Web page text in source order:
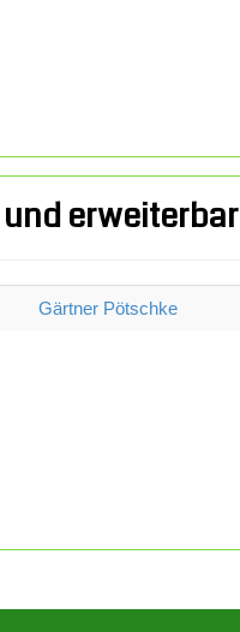
erweiterbar
Gärtner Pötschke